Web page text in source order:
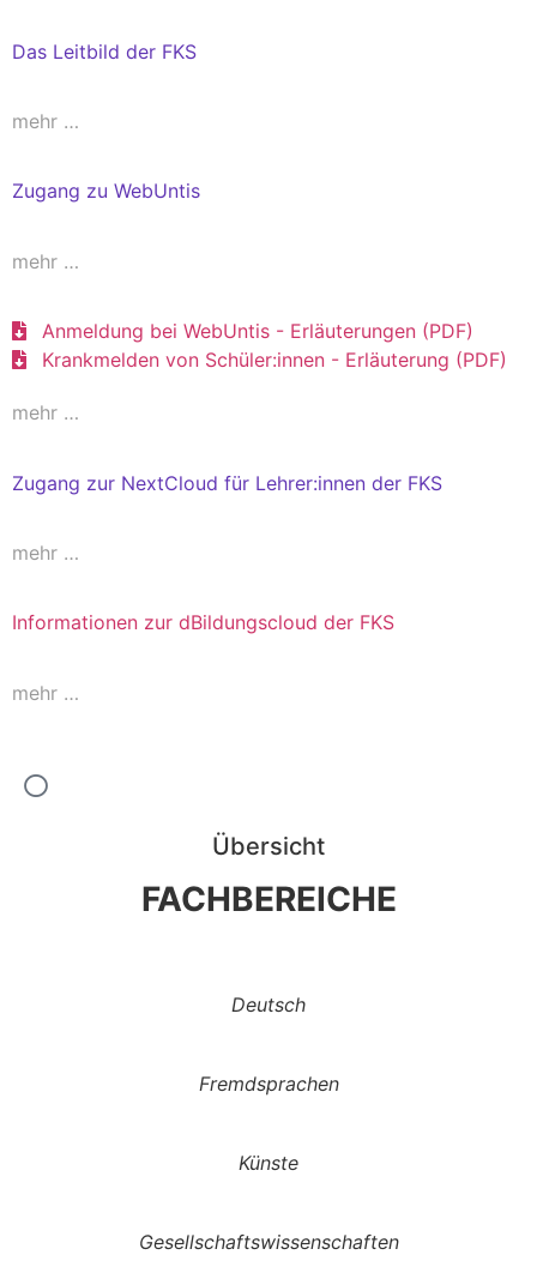
Das Leitbild der FKS
mehr …
Zugang zu WebUntis
mehr …
Anmeldung bei WebUntis - Erläuterungen (PDF)
Krankmelden von Schüler:innen - Erläuterung (PDF)
mehr …
Zugang zur NextCloud für Lehrer:innen der FKS
mehr …
Informationen zur dBildungscloud der FKS
mehr …
Übersicht
FACHBEREICHE
Deutsch
Fremdsprachen
Künste
Gesellschaftswissenschaften